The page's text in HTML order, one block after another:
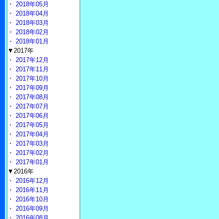
・ 2018年05月
・ 2018年04月
・ 2018年03月
・ 2018年02月
・ 2018年01月
▼2017年
・ 2017年12月
・ 2017年11月
・ 2017年10月
・ 2017年09月
・ 2017年08月
・ 2017年07月
・ 2017年06月
・ 2017年05月
・ 2017年04月
・ 2017年03月
・ 2017年02月
・ 2017年01月
▼2016年
・ 2016年12月
・ 2016年11月
・ 2016年10月
・ 2016年09月